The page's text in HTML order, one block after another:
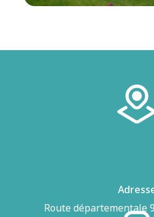
Route départementale